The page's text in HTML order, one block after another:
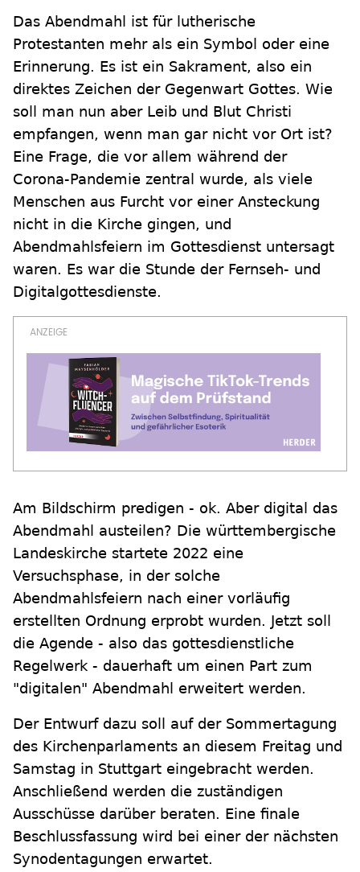
Das Abendmahl ist für lutherische
Protestanten mehr als ein Symbol oder eine
Erinnerung. Es ist ein Sakrament, also ein
direktes Zeichen der Gegenwart Gottes. Wie
soll man nun aber Leib und Blut Christi
empfangen, wenn man gar nicht vor Ort ist?
Eine Frage, die vor allem während der
Corona-Pandemie zentral wurde, als viele
Menschen aus Furcht vor einer Ansteckung
nicht in die Kirche gingen, und
Abendmahlsfeiern im Gottesdienst untersagt
waren. Es war die Stunde der Fernseh- und
Digitalgottesdienste.
Am Bildschirm predigen - ok. Aber digital das
Abendmahl austeilen? Die württembergische
Landeskirche startete 2022 eine
Versuchsphase, in der solche
Abendmahlsfeiern nach einer vorläufig
erstellten Ordnung erprobt wurden. Jetzt soll
die Agende - also das gottesdienstliche
Regelwerk - dauerhaft um einen Part zum
"digitalen" Abendmahl erweitert werden.
Der Entwurf dazu soll auf der Sommertagung
des Kirchenparlaments an diesem Freitag und
Samstag in Stuttgart eingebracht werden.
Anschließend werden die zuständigen
Ausschüsse darüber beraten. Eine finale
Beschlussfassung wird bei einer der nächsten
Synodentagungen erwartet.